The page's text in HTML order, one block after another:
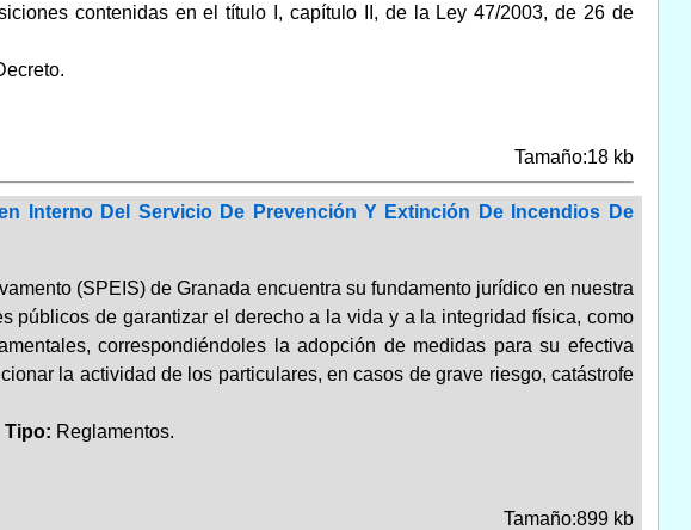
contenidas en el título I, capítulo II, de la Ley 47/2003, de 26 de
Tamaño:18 kb
Interno Del Servicio De Prevención Y Extinción De Incendios De
(SPEIS) de Granada encuentra su fundamento jurídico en nuestra
públicos de garantizar el derecho a la vida y a la integridad física, como
correspondiéndoles la adopción de medidas para su efectiva
la actividad de los particulares, en casos de grave riesgo, catástrofe
Tipo: Reglamentos.
Tamaño:899 kb